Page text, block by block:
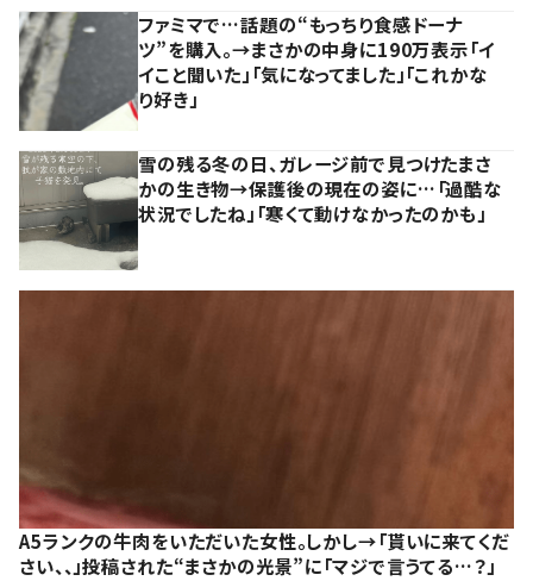
ファミマで…話題の“もっちり食感ドーナ
ツ”を購入。→まさかの中身に190万表示「イ
イこと聞いた」「気になってました」「これかな
り好き」
雪の残る冬の日、ガレージ前で見つけたまさ
かの生き物→保護後の現在の姿に…「過酷な
状況でしたね」「寒くて動けなかったのかも」
A5ランクの牛肉をいただいた女性。しかし→「貰いに来てくだ
さい、、」投稿された“まさかの光景”に「マジで言うてる…？」